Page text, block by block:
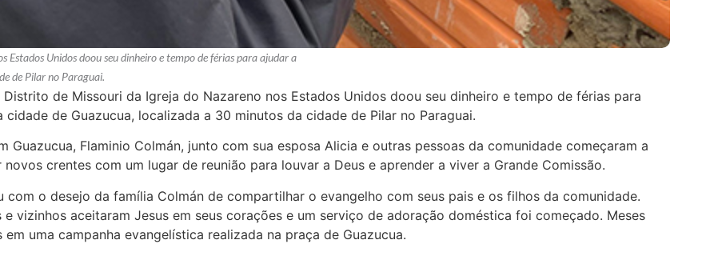
Unidos doou seu dinheiro e tempo de férias para ajudar a
de Pilar no Paraguai.
de Missouri da Igreja do Nazareno nos Estados Unidos doou seu dinheiro e tempo de férias para
de Guazucua, localizada a 30 minutos da cidade de Pilar no Paraguai.
Guazucua, Flaminio Colmán, junto com sua esposa Alicia e outras pessoas da comunidade começaram a
crentes com um lugar de reunião para louvar a Deus e aprender a viver a Grande Comissão.
com o desejo da família Colmán de compartilhar o evangelho com seus pais e os filhos da comunidade.
vizinhos aceitaram Jesus em seus corações e um serviço de adoração doméstica foi começado. Meses
uma campanha evangelística realizada na praça de Guazucua.